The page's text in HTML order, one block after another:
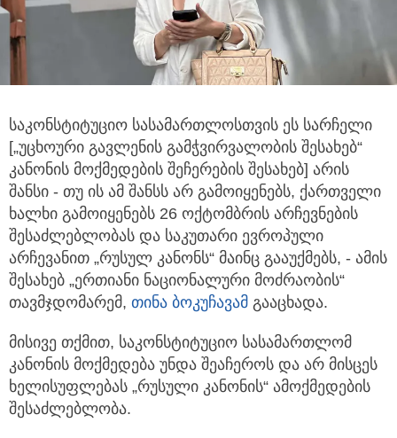
საკონსტიტუციო სასამართლოსთვის ეს სარჩელი
[„უცხოური გავლენის გამჭვირვალობის შესახებ“
კანონის მოქმედების შეჩერების შესახებ] არის
შანსი - თუ ის ამ შანსს არ გამოიყენებს, ქართველი
ხალხი გამოიყენებს 26 ოქტომბრის არჩევნების
შესაძლებლობას და საკუთარი ევროპული
არჩევანით „რუსულ კანონს“ მაინც გააუქმებს, - ამის
შესახებ „ერთიანი ნაციონალური მოძრაობის“
თავმჯდომარემ, თინა ბოკუჩავამ გააცხადა.
მისივე თქმით, საკონსტიტუციო სასამართლომ
კანონის მოქმედება უნდა შეაჩეროს და არ მისცეს
ხელისუფლებას „რუსული კანონის“ ამოქმედების
შესაძლებლობა.